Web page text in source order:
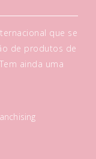
que se
de produtos de
ainda uma